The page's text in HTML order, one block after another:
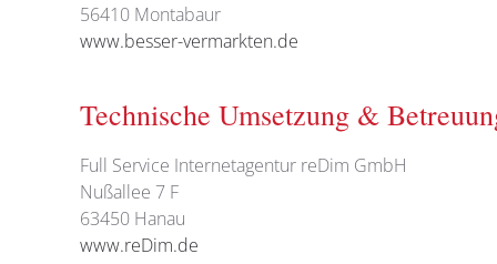
56410 Montabaur
www.besser-vermarkten.de
Technische Umsetzung &
Full Service Internetagentur reDim GmbH
Nußallee 7 F
63450 Hanau
www.reDim.de